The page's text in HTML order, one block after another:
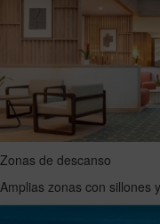
Zonas de descanso
Amplias zonas con sillones